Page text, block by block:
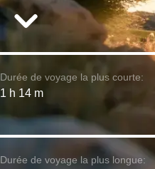
Durée de voyage la plus courte:
1 h 14 m
Durée de voyage la plus longue: